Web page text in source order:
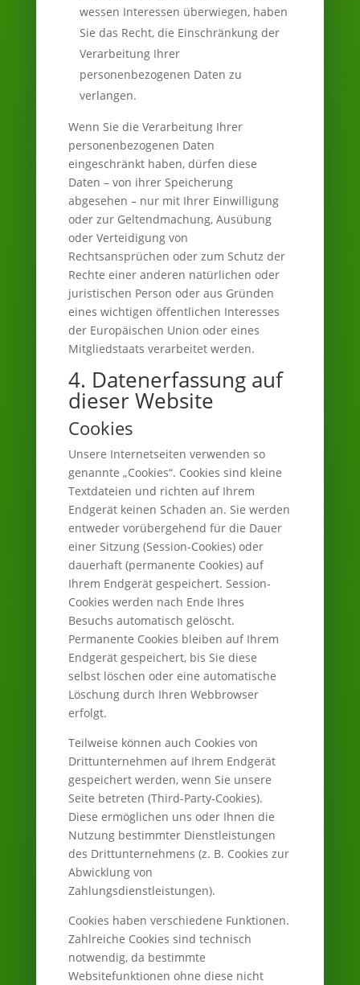
wessen Interessen überwiegen, haben
Sie das Recht, die Einschränkung der
Verarbeitung Ihrer
personenbezogenen Daten zu
verlangen.
Wenn Sie die Verarbeitung Ihrer
personenbezogenen Daten
eingeschränkt haben, dürfen diese
Daten – von ihrer Speicherung
abgesehen – nur mit Ihrer Einwilligung
oder zur Geltendmachung, Ausübung
oder Verteidigung von
Rechtsansprüchen oder zum Schutz der
Rechte einer anderen natürlichen oder
juristischen Person oder aus Gründen
eines wichtigen öffentlichen Interesses
der Europäischen Union oder eines
Mitgliedstaats verarbeitet werden.
4. Datenerfassung auf
dieser Website
Cookies
Unsere Internetseiten verwenden so
genannte „Cookies“. Cookies sind kleine
Textdateien und richten auf Ihrem
Endgerät keinen Schaden an. Sie werden
entweder vorübergehend für die Dauer
einer Sitzung (Session-Cookies) oder
dauerhaft (permanente Cookies) auf
Ihrem Endgerät gespeichert. Session-
Cookies werden nach Ende Ihres
Besuchs automatisch gelöscht.
Permanente Cookies bleiben auf Ihrem
Endgerät gespeichert, bis Sie diese
selbst löschen oder eine automatische
Löschung durch Ihren Webbrowser
erfolgt.
Teilweise können auch Cookies von
Drittunternehmen auf Ihrem Endgerät
gespeichert werden, wenn Sie unsere
Seite betreten (Third-Party-Cookies).
Diese ermöglichen uns oder Ihnen die
Nutzung bestimmter Dienstleistungen
des Drittunternehmens (z. B. Cookies zur
Abwicklung von
Zahlungsdienstleistungen).
Cookies haben verschiedene Funktionen.
Zahlreiche Cookies sind technisch
notwendig, da bestimmte
Websitefunktionen ohne diese nicht